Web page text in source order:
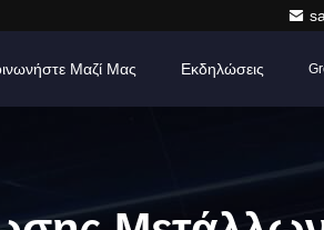
Μαζί Μας Εκδηλώσεις